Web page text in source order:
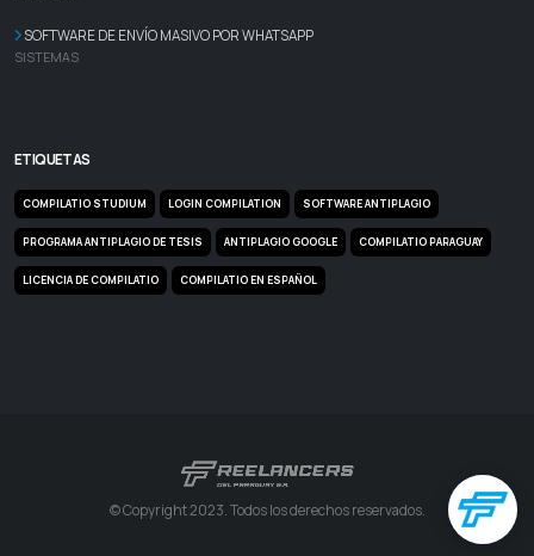
SOFTWARE DE ENVÍO MASIVO POR WHATSAPP
SISTEMAS
ETIQUETAS
COMPILATIO STUDIUM LOGIN COMPILATION SOFTWARE ANTIPLAGIO
PROGRAMA ANTIPLAGIO DE TESIS ANTIPLAGIO GOOGLE COMPILATIO PARAGUAY
LICENCIA DE COMPILATIO COMPILATIO EN ESPAÑOL
© Copyright 2023. Todos los derechos reservados.